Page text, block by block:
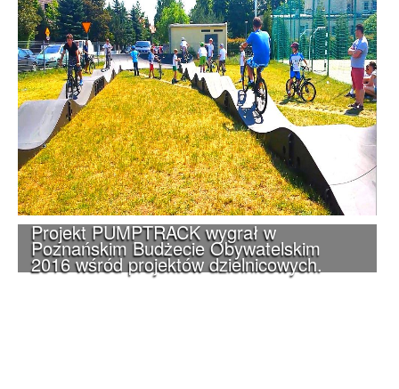
Projekt PUMPTRACK wygrał w
Poznańskim Budżecie Obywatelskim
2016 wśród projektów dzielnicowych.